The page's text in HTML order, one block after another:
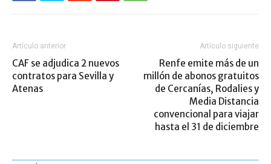
Artículo anterior
CAF se adjudica 2 nuevos
contratos para Sevilla y
Atenas
Artículo siguiente
Renfe emite más de un
millón de abonos gratuitos
de Cercanías, Rodalies y
Media Distancia
convencional para viajar
hasta el 31 de diciembre